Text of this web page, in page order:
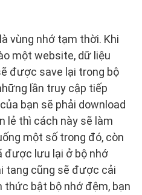
vùng nhớ tạm thời. Khi
một website, dữ liệu
được save lại trong bộ
lần truy cập tiếp
bạn sẽ phải download
lẻ thì cách này sẽ làm
một số trong đó, còn
được lưu lại ở bộ nhớ
tang cũng sẽ được cải
thức bật bộ nhớ đệm, bạn